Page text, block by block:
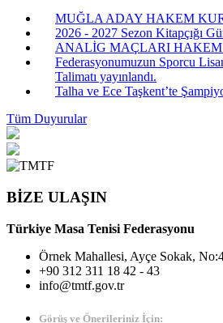
MUĞLA ADAY HAKEM
2026 - 2027 Sezon Kitapçığı
ANALİG MAÇLARI
Federasyonumuzun Sporcu
Talimatı yayınlandı.
Talha ve Ece Taşkent’te
Tüm Duyurular
BİZE ULAŞIN
Türkiye Masa Tenisi Federasyonu
Örnek Mahallesi, Ayçe Sokak,
+90 312 311 18 42 - 43
info@tmtf.gov.tr
Görüş ve Önerileriniz İçin: